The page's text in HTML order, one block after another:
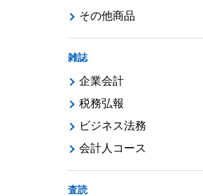
その他商品
雑誌
企業会計
税務弘報
ビジネス法務
会計人コース
査読